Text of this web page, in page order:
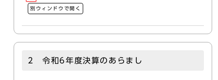
別ウィンドウで開く
2 令和6年度決算のあらまし